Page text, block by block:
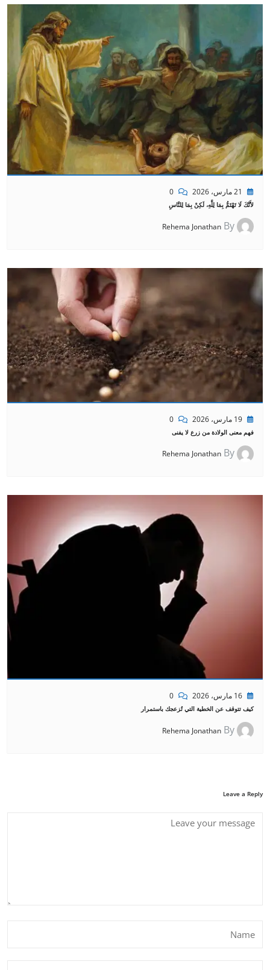
21 مارس، 2026 0
لأَنَّكَ لَا تَهْتَمُّ بِمَا لِلَّهِ، لَكِنْ بِمَا لِلنَّاسِ
By
Rehema Jonathan
19 مارس، 2026 0
فهم معنى الولادة من زرع لا يفنى
By
Rehema Jonathan
16 مارس، 2026 0
كيف تتوقف عن الخطية التي تُزعجك باستمرار
By
Rehema Jonathan
Leave a Reply